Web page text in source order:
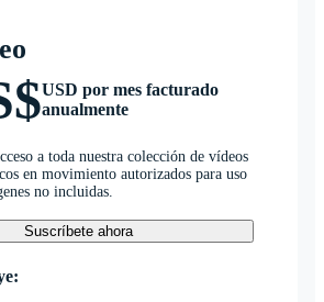
USD por mes facturado
anualmente
a toda nuestra colección de vídeos
en movimiento autorizados para uso
no incluidas.
Suscríbete ahora